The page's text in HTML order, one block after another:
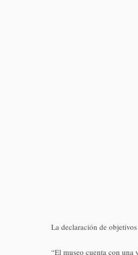
La declaración de
“El museo cuenta con